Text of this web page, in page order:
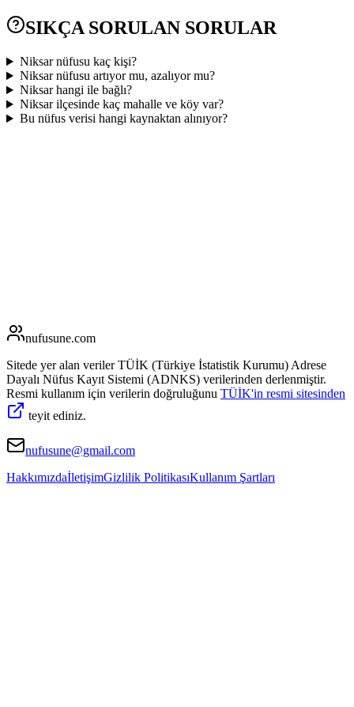
SIKÇA SORULAN SORULAR
Niksar nüfusu kaç kişi?
Niksar nüfusu artıyor mu, azalıyor mu?
Niksar hangi ile bağlı?
Niksar ilçesinde kaç mahalle ve köy var?
Bu nüfus verisi hangi kaynaktan alınıyor?
nufusune.com
Sitede yer alan veriler TÜİK (Türkiye İstatistik Kurumu) Adrese
Dayalı Nüfus Kayıt Sistemi (ADNKS) verilerinden derlenmiştir.
Resmi kullanım için verilerin doğruluğunu TÜİK'in resmi sitesinden
teyit ediniz.
nufusune@gmail.com
HakkımızdaİletişimGizlilik PolitikasıKullanım Şartları